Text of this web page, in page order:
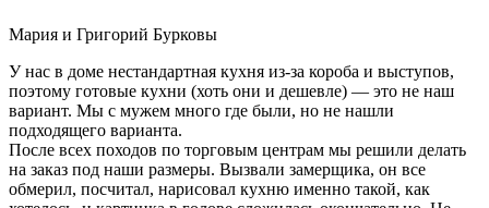
Мария и Григорий Бурковы
У нас в доме нестандартная кухня из-за короба и выступов,
поэтому готовые кухни (хоть они и дешевле) — это не наш
вариант. Мы с мужем много где были, но не нашли
подходящего варианта.
После всех походов по торговым центрам мы решили делать
на заказ под наши размеры. Вызвали замерщика, он все
обмерил, посчитал, нарисовал кухню именно такой, как